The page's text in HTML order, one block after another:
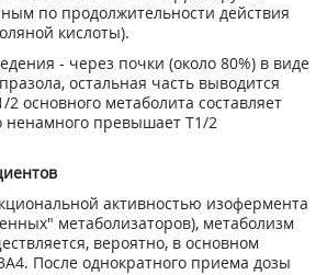
по продолжительности действия
кислоты).
- через почки (около 80%) в виде
остальная часть выводится
основного метаболита составляет
ненамного превышает Т1/2
активностью изофермента
метаболизаторов), метаболизм
вероятно, в основном
После однократного приема дозы